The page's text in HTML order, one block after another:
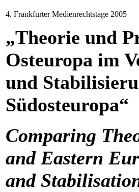
4. Frankfurter Medienrechtstage 2005
„Theorie und
Osteuropa im
und
Südosteuropa“
Comparing
and Eastern
and